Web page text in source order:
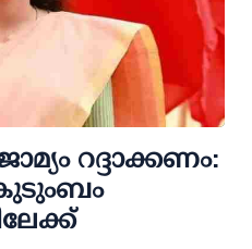
റദ്ദാക്കണം: